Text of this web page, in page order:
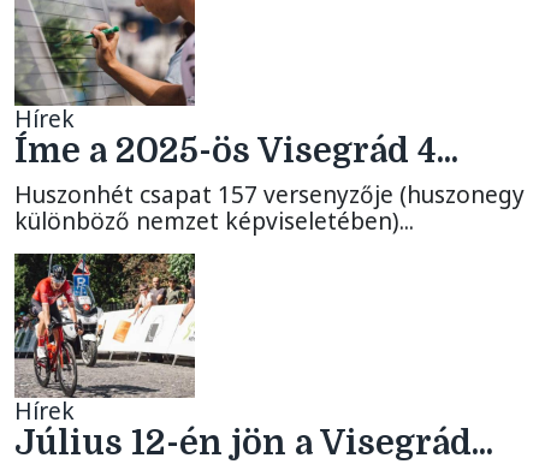
Hírek
Íme a 2025-ös Visegrád 4...
Huszonhét csapat 157 versenyzője (huszonegy
különböző nemzet képviseletében)...
Hírek
Július 12-én jön a Visegrád...